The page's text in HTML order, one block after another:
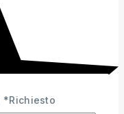
*Richiesto